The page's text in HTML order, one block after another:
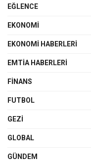
EĞLENCE
EKONOMİ
EKONOMI HABERLERI
EMTIA HABERLERI
FINANS
FUTBOL
GEZI
GLOBAL
GÜNDEM